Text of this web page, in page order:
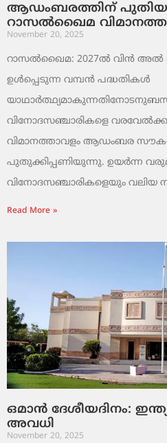
ആഡംബരത്തിന്
റാസൽഖൈമ
November 20, 2025
റാസൽഖൈമ: 2027ൽ വിൻ
ഉൾപ്പെടുന്ന വമ്പൻ പദ്ധതികൾ
വിനോദസഞ്ചാരികളെ
വിമാനത്താവളം ആഡംബര
പുതുക്കിപ്പണിയുന്നു. ഉയർന്ന
വിനോദസഞ്ചാരികളെയും വലിയ
Read More »
ഒമാൻ ദേശീയദിനം:
അവധി
November 20, 2025